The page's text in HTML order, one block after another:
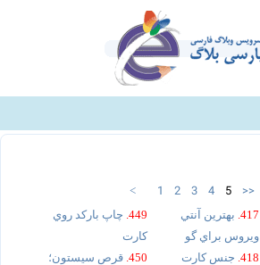
< 1 2 3 45 >>
417. بهترين آنتي
ويروس براي گو
418. جنس کارت
449. چاپ بارکد روي
کارت
450. قرص سيستون؛